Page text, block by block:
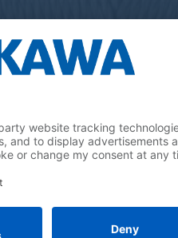
Yaskawa MOTOMAN dual-
arm robot